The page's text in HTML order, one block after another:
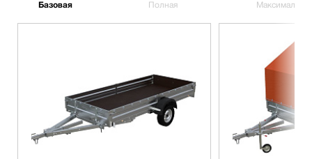
Базовая Полная Максимальная